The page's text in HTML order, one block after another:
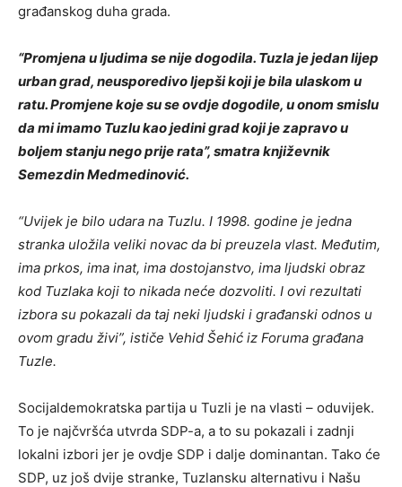
građanskog duha grada.
“Promjena u ljudima se nije dogodila. Tuzla je jedan lijep
urban grad, neusporedivo ljepši koji je bila ulaskom u
ratu. Promjene koje su se ovdje dogodile, u onom smislu
da mi imamo Tuzlu kao jedini grad koji je zapravo u
boljem stanju nego prije rata”, smatra književnik
Semezdin Medmedinović.
“Uvijek je bilo udara na Tuzlu. I 1998. godine je jedna
stranka uložila veliki novac da bi preuzela vlast. Međutim,
ima prkos, ima inat, ima dostojanstvo, ima ljudski obraz
kod Tuzlaka koji to nikada neće dozvoliti. I ovi rezultati
izbora su pokazali da taj neki ljudski i građanski odnos u
ovom gradu živi”, ističe Vehid Šehić iz Foruma građana
Tuzle.
Socijaldemokratska partija u Tuzli je na vlasti – oduvijek.
To je najčvršća utvrda SDP-a, a to su pokazali i zadnji
lokalni izbori jer je ovdje SDP i dalje dominantan. Tako će
SDP, uz još dvije stranke, Tuzlansku alternativu i Našu